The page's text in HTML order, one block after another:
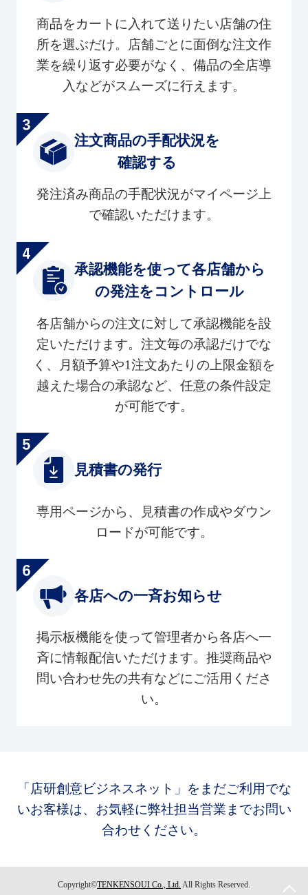
商品をカートに入れて送りたい店舗の住
所を選ぶだけ。店舗ごとに面倒な注文作
業を繰り返す必要がなく、備品の全店導
入などがスムーズに行えます。
注文商品の手配状況を
確認する
発注済み商品の手配状況がマイページ上
で確認いただけます。
承認機能を使って各店舗から
の発注をコントロール
各店舗からの注文に対して承認機能を設
定いただけます。注文毎の承認だけでな
く、月額予算や1注文あたりの上限金額を
越えた場合の承認など、任意の条件設定
が可能です。
見積書の発行
専用ページから、見積書の作成やダウン
ロードが可能です。
各店への一斉お知らせ
掲示板機能を使って管理者から各店へ一
斉に情報配信いただけます。推奨商品や
問い合わせ先の共有などにご活用くださ
い。
「店研創意ビジネスネット」をまだご利用でな
いお客様は、お気軽に弊社担当営業までお問い
合わせください。
Copyright©TENKENSOUI Co., Ltd. All Rights Reserved.